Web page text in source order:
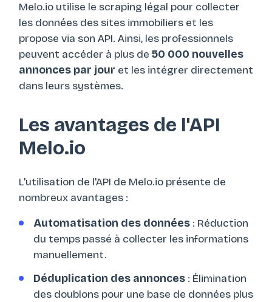
Melo.io utilise le scraping légal pour collecter
les données des sites immobiliers et les
propose via son API. Ainsi, les professionnels
peuvent accéder à plus de 50 000 nouvelles
annonces par jour et les intégrer directement
dans leurs systèmes.
Les avantages de l'API
Melo.io
L'utilisation de l'API de Melo.io présente de
nombreux avantages :
Automatisation des données : Réduction
du temps passé à collecter les informations
manuellement.
Déduplication des annonces : Élimination
des doublons pour une base de données plus